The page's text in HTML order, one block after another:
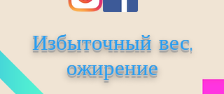
Избыточный вес,
ожирение